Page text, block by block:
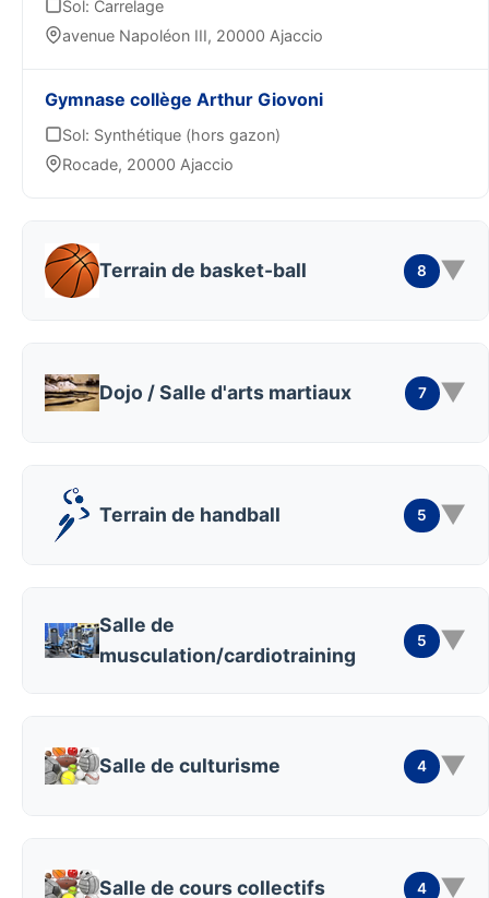
Sol: Carrelage
avenue Napoléon III, 20000 Ajaccio
Gymnase collège Arthur Giovoni
Sol: Synthétique (hors gazon)
Rocade, 20000 Ajaccio
Terrain de basket-ball 8 ▼
Dojo / Salle d'arts martiaux 7 ▼
Terrain de handball 5 ▼
Salle de
musculation/cardiotraining
5 ▼
Salle de culturisme 4 ▼
Salle de cours collectifs 4 ▼